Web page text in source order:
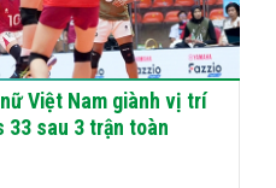
Việt Nam giành vị trí
33 sau 3 trận toàn